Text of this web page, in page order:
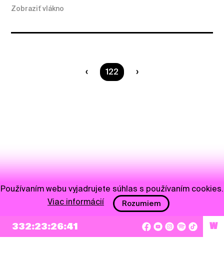
Zobraziť vlákno
Ste na strane
122
332:23:26:40 W
Používaním webu vyjadrujete súhlas s používaním cookies.
Viac informácií
Rozumiem